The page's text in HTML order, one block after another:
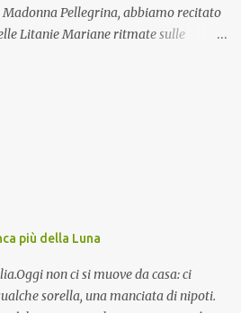
Pellegrina, abbiamo recitato
Litanie Mariane ritmate sulle
più della Luna
non ci si muove da casa: ci
sorella, una manciata di nipoti.